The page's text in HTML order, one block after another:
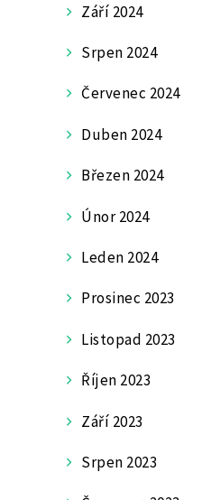
Září 2024
Srpen 2024
Červenec 2024
Duben 2024
Březen 2024
Únor 2024
Leden 2024
Prosinec 2023
Listopad 2023
Říjen 2023
Září 2023
Srpen 2023